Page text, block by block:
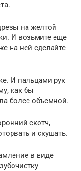
на желтой
И возьмите еще
на ней сделайте
И пальцами рук
как бы
более объемной.
скотч,
и скушать.
в виде